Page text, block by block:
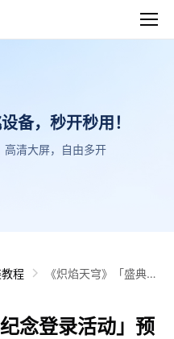
备，秒开秒用！
清大屏，自由多开
程
《炽焰天穹》「盛典纪
念登录活动」预